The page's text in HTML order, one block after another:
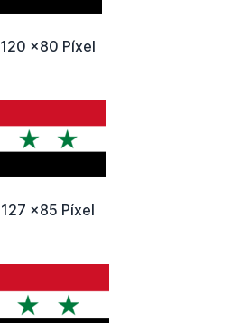
120 x80 Píxel
127 x85 Píxel